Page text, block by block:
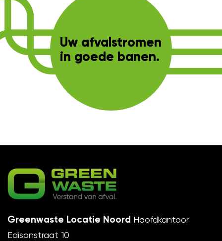
Uw afvalstromen
in goede banen.
Greenwaste Locatie Noord Hoofdkantoor
Edisonstraat 10